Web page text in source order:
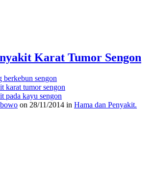
Karat Tumor Sengon
berkebun sengon
karat tumor sengon
pada kayu sengon
on 28/11/2014 in Hama dan Penyakit.